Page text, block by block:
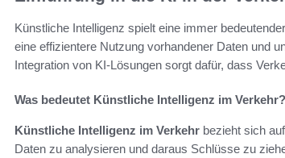
Künstliche Intelligenz spielt eine immer
eine effizientere Nutzung vorhandener Daten und
Integration von KI-Lösungen sorgt dafür, dass
Was bedeutet Künstliche Intelligenz im Verkehr?
Künstliche Intelligenz im Verkehr bezieht sich
Daten zu analysieren und daraus Schlüsse zu